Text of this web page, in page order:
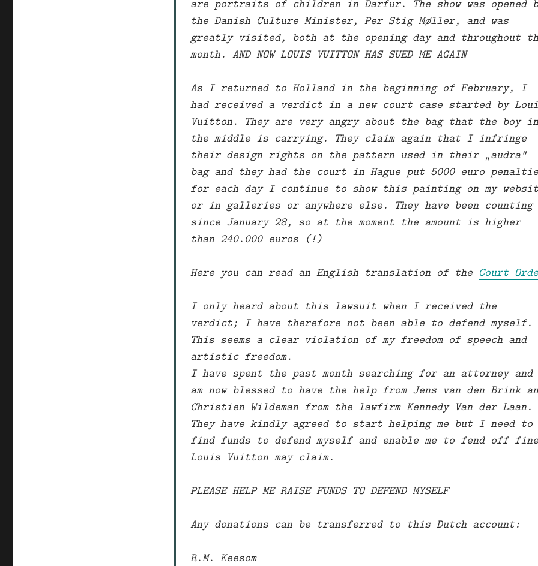
are portraits of children in Darfur. The show was opened
the Danish Culture Minister, Per Stig Møller, and was
greatly visited, both at the opening day and throughout
month. AND NOW LOUIS VUITTON HAS SUED ME AGAIN
As I returned to Holland in the beginning of February, I
had received a verdict in a new court case started by
Vuitton. They are very angry about the bag that the boy in
the middle is carrying. They claim again that I infringe
their design rights on the pattern used in their „audra“
bag and they had the court in Hague put 5000 euro
for each day I continue to show this painting on my
or in galleries or anywhere else. They have been counting
since January 28, so at the moment the amount is higher
than 240.000 euros (!)
Here you can read an English translation of the Court
I only heard about this lawsuit when I received the
verdict; I have therefore not been able to defend myself.
This seems a clear violation of my freedom of speech and
artistic freedom.
I have spent the past month searching for an attorney
am now blessed to have the help from Jens van den Brink
Christien Wildeman from the lawfirm Kennedy Van der Laan.
They have kindly agreed to start helping me but I need to
find funds to defend myself and enable me to fend off
Louis Vuitton may claim.
PLEASE HELP ME RAISE FUNDS TO DEFEND MYSELF
Any donations can be transferred to this Dutch account:
R.M. Keesom